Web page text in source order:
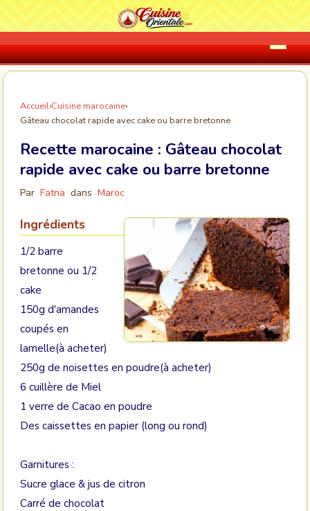
Accueil›Cuisine marocaine›
Gâteau chocolat rapide avec cake ou barre bretonne
Recette marocaine : Gâteau chocolat
rapide avec cake ou barre bretonne
Par Fatna dans Maroc
Ingrédients
1/2 barre
bretonne ou 1/2
cake
150g d'amandes
coupés en
lamelle(à acheter)
250g de noisettes en poudre(à acheter)
6 cuillère de Miel
1 verre de Cacao en poudre
Des caissettes en papier (long ou rond)
Garnitures :
Sucre glace & jus de citron
Carré de chocolat